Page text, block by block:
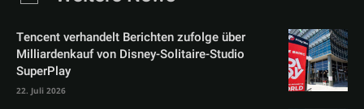
Tencent verhandelt Berichten zufolge über
Milliardenkauf von Disney-Solitaire-Studio
SuperPlay
22. Juli 2026